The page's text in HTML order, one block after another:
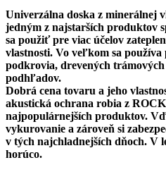
Univerzálna doska z minerálnej
jedným z najstarších produktov
sa použiť pre viac účelov
vlastnosti. Vo veľkom sa používa
podkrovia, drevených trámových
podhľadov.
Dobrá cena tovaru a jeho
akustická ochrana robia z
najpopulárnejších produktov.
vykurovanie a zároveň si
v tých najchladnejších dňoch. V
horúco.